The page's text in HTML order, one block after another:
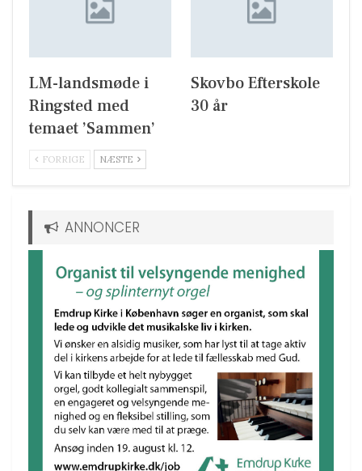
LM-landsmøde i
Ringsted med
temaet ’Sammen’
Skovbo Efterskole
30 år
FORRIGE NÆSTE
ANNONCER